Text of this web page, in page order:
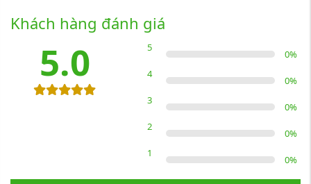
Khách hàng đánh giá
5.0 5
0%
4
0%
3
0%
2
0%
1
0%